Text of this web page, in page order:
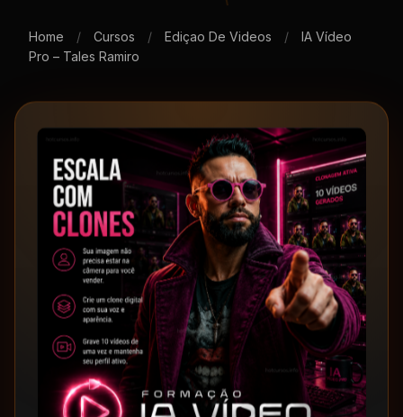
Home / Cursos / Ediçao De Videos /
IA Vídeo
Pro – Tales Ramiro